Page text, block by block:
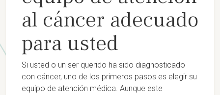
al cáncer adecuado
para usted
Si usted o un ser querido ha sido diagnosticado
con cáncer, uno de los primeros pasos es elegir su
equipo de atención médica. Aunque este